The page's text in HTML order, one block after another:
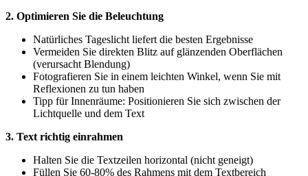
2. Optimieren Sie die Beleuchtung
Natürliches Tageslicht liefert die besten Ergebnisse
Vermeiden Sie direkten Blitz auf glänzenden Oberflächen
(verursacht Blendung)
Fotografieren Sie in einem leichten Winkel, wenn Sie mit
Reflexionen zu tun haben
Tipp für Innenräume: Positionieren Sie sich zwischen der
Lichtquelle und dem Text
3. Text richtig einrahmen
Halten Sie die Textzeilen horizontal (nicht geneigt)
Füllen Sie 60-80% des Rahmens mit dem Textbereich